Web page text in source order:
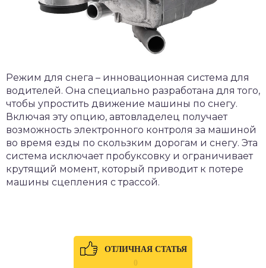
Режим для снега – инновационная система для
водителей. Она специально разработана для того,
чтобы упростить движение машины по снегу.
Включая эту опцию, автовладелец получает
возможность электронного контроля за машиной
во время езды по скользким дорогам и снегу. Эта
система исключает пробуксовку и ограничивает
крутящий момент, который приводит к потере
машины сцепления с трассой.
ОТЛИЧНАЯ СТАТЬЯ
0